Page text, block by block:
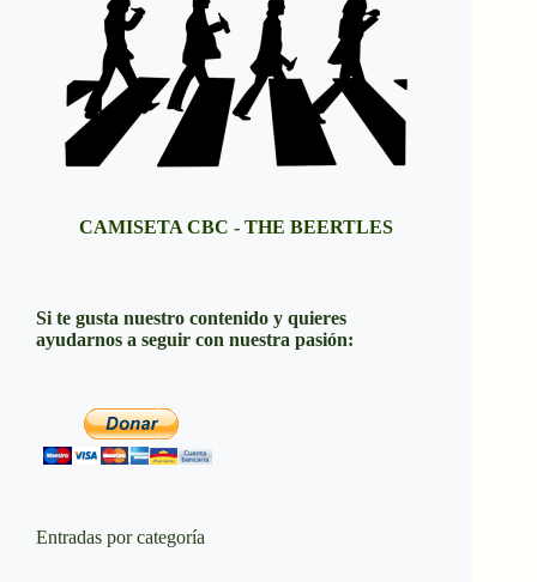
CAMISETA CBC - THE BEERTLES
Si te gusta nuestro contenido y quieres
ayudarnos a seguir con nuestra pasión:
Entradas por categoría